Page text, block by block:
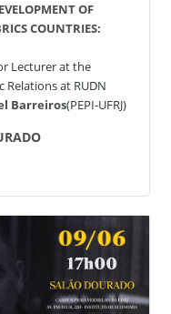
OF
COUNTRIES:
Lecturer at the
at RUDN
Barreiros(PEPI-UFRJ)